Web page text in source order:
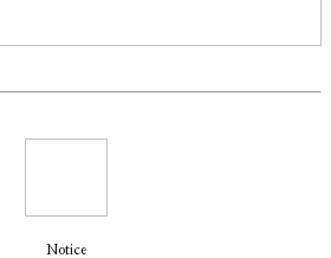
Notice